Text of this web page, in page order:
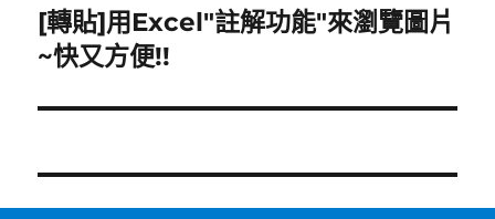
章:
下
一
文
[轉貼]用Excel"註解功能"來瀏覽圖片
~快又方便!!